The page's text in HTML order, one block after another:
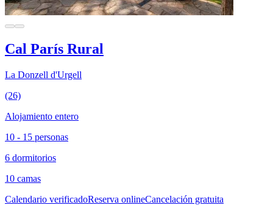
Cal París Rural
La Donzell d'Urgell
(26)
Alojamiento entero
10 - 15 personas
6 dormitorios
10 camas
Calendario verificadoReserva onlineCancelación gratuita